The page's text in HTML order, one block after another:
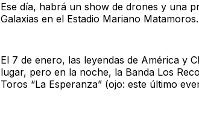
Ese día, habrá un show de drones y una
Galaxias en el Estadio Mariano Matamoros.
El 7 de enero, las leyendas de América y
lugar, pero en la noche, la Banda Los
Toros “La Esperanza” (ojo: este último